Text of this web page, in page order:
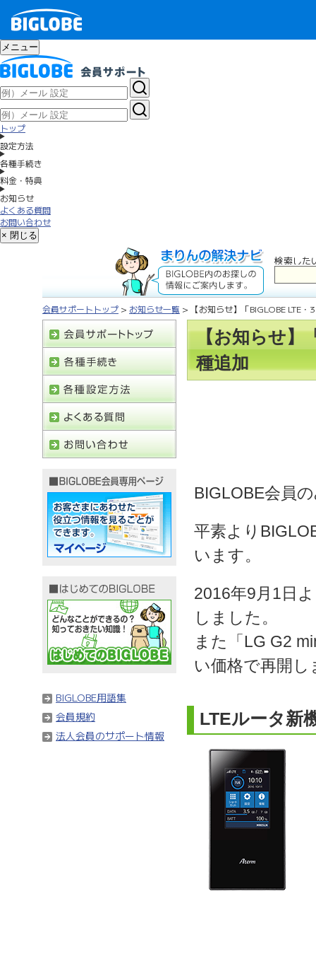
メニュー
トップ
設定方法
各種手続き
料金・特典
お知らせ
よくある質問
お問い合わせ
× 閉じる
検索した
会員サポートトップ > お知らせ一覧 > 【お知らせ】「BIGLOBE LTE・
【お知らせ】
種追加
BIGLOBE会員
平素より
います。
2016年9月1日
しました。
また「LG G2
い価格で再開し
LTEルータ新
BIGLOBE用語集
会員規約
法人会員のサポート情報